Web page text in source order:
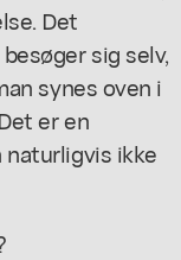
Det
sig selv,
synes oven i
er en
ikke